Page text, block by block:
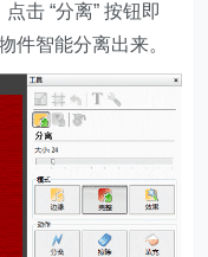
击 “分离” 按钮即
件智能分离出来。